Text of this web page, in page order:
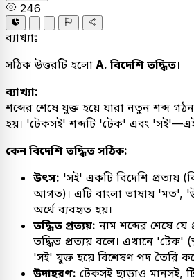
246
ব্যাখ্যাঃ
সঠিক উত্তরটি হলো A. বিদেশি তদ্ধিত।
ব্যাখ্যা:
শব্দের শেষে যুক্ত হয়ে যারা নতুন শব্দ
হয়। 'টেকসই' শব্দটি 'টেক' এবং 'সই'—এই
কেন বিদেশি তদ্ধিত সঠিক:
উৎস: 'সই' একটি বিদেশি প্রত্যয়
আগত)। এটি বাংলা ভাষায় 'মত',
অর্থে ব্যবহৃত হয়।
তদ্ধিত প্রত্যয়: নাম শব্দের শেষে
তদ্ধিত প্রত্যয় বলে। এখানে 'টেক'
'সই' যুক্ত হয়ে বিশেষণ পদ তৈরি
উদাহরণ: টেকসই ছাড়াও মানসই,